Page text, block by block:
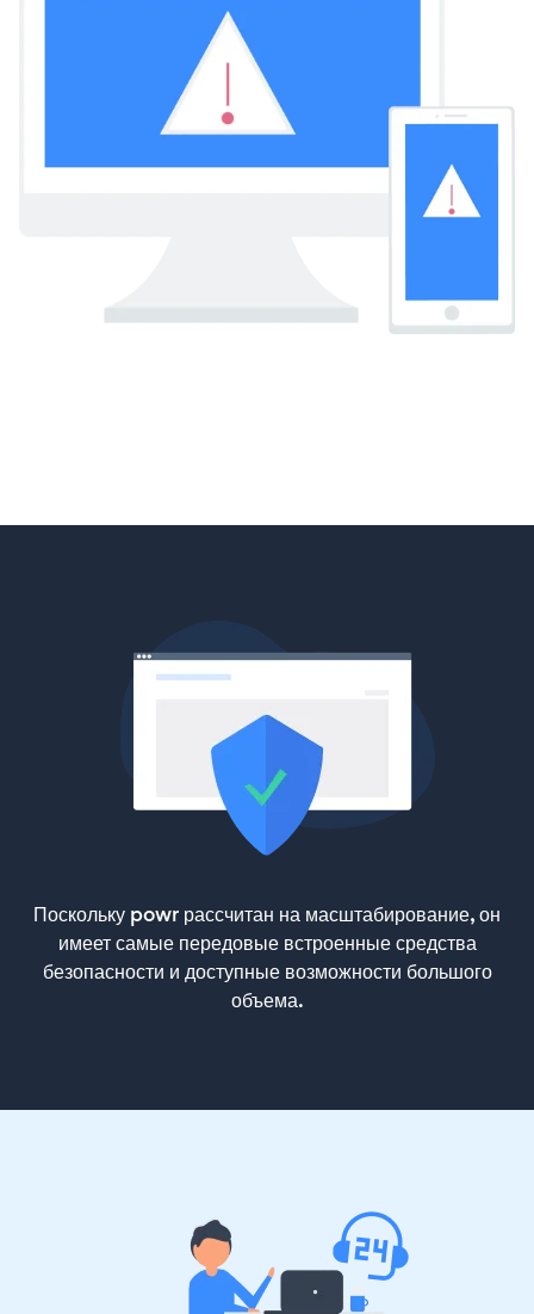
Поскольку powr рассчитан на масштабирование, он
имеет самые передовые встроенные средства
безопасности и доступные возможности большого
объема.